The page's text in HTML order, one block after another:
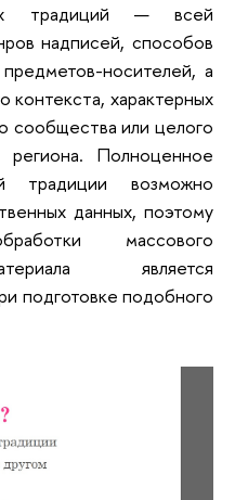
традиций — всей
надписей, способов
носителей, а
контекста, характерных
сообщества или целого
региона. Полноценное
традиции возможно
данных, поэтому
массового
является
подготовке подобного